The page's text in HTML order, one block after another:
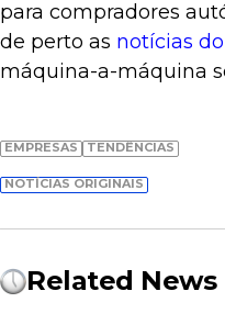
para compradores
de perto as notícias
máquina-a-máquina
EMPRESAS TENDÊNCIAS
NOTÍCIAS ORIGINAIS
Related News